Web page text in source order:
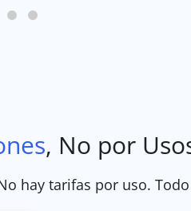
, No por
hay tarifas por uso.